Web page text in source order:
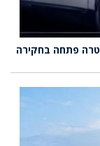
פתחה בחקירה